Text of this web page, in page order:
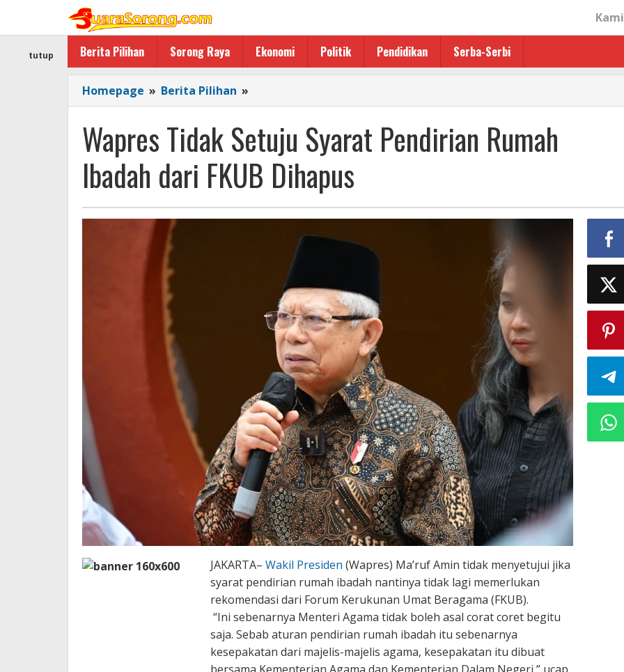
Berita Pilihan Sorong Raya Ekonomi Politik Pendidikan Serba-Serbi
tutup
Homepage » Berita Pilihan »
Tidak
Syarat
Pendirian
Rumah
Ibadah
dari
FKUB
Wapres Tidak Setuju Syarat Pendirian Rumah
Ibadah dari FKUB Dihapus
JAKARTA– Wakil Presiden (Wapres) Ma’ruf Amin tidak menyetujui jika
syarat pendirian rumah ibadah nantinya tidak lagi memerlukan
rekomendasi dari Forum Kerukunan Umat Beragama (FKUB).
“Ini sebenarnya Menteri Agama tidak boleh asal corat coret begitu
saja. Sebab aturan pendirian rumah ibadah itu sebenarnya
kesepakatan dari majelis-majelis agama, kesepakatan itu dibuat